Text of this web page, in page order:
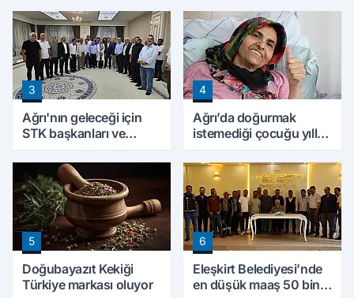
hayatını kaybetti
3
Ağrı'nın geleceği için
STK başkanları ve
araya geldi
4
Ağrı’da doğurmak
istemediği çocuğu yıllar
verdi
5
Doğubayazıt Kekiği
Türkiye markası oluyor
6
Eleşkirt Belediyesi’nde
en düşük maaş 50 bin